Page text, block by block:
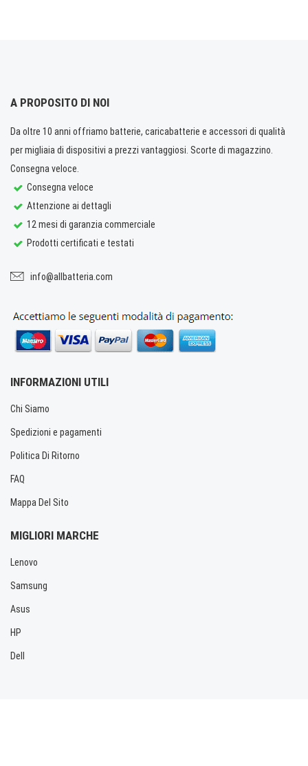
A PROPOSITO DI NOI
Da oltre 10 anni offriamo batterie, caricabatterie e accessori di qualità
per migliaia di dispositivi a prezzi vantaggiosi. Scorte di magazzino.
Consegna veloce.
Consegna veloce
Attenzione ai dettagli
12 mesi di garanzia commerciale
Prodotti certificati e testati
info@allbatteria.com
INFORMAZIONI UTILI
Chi Siamo
Spedizioni e pagamenti
Politica Di Ritorno
FAQ
Mappa Del Sito
MIGLIORI MARCHE
Lenovo
Samsung
Asus
HP
Dell